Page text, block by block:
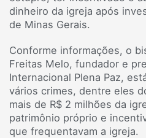
dinheiro da igreja após
de Minas Gerais.
Conforme informações, o
Freitas Melo, fundador e
Internacional Plena Paz,
vários crimes, dentre eles
mais de R$ 2 milhões da
patrimônio próprio e
que frequentavam a igreja.